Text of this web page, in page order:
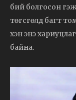
бий болгосон
төгсгөлд багт
хэн энэ
байна.